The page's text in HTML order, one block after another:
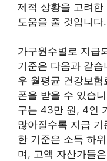
제적 상황을 고려
도움을 줄 것입니다.
가구원수별로 지급
기준은 다음과 같
우 월평균 건강보
폰을 받을 수 있습
구는 43만 원, 4인
많아질수록 지급
한 기준은 소득 하
며, 고액 자산가들